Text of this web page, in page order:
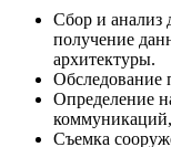
Сбор и анализ
получение
архитектуры.
Обследование
Определение
Съемка